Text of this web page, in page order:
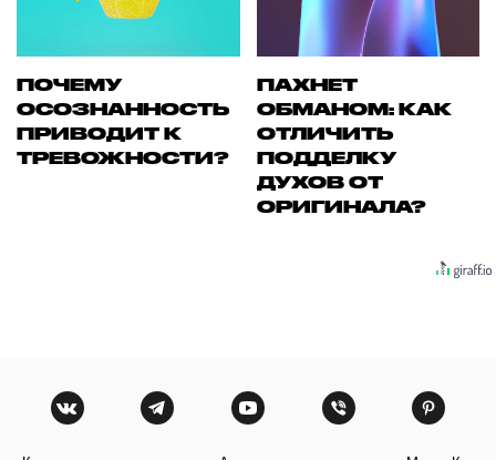
ПОЧЕМУ
ОСОЗНАННОСТЬ
ПРИВОДИТ К
ТРЕВОЖНОСТИ?
ПАХНЕТ
ОБМАНОМ: КАК
ОТЛИЧИТЬ
ПОДДЕЛКУ
ДУХОВ ОТ
ОРИГИНАЛА?